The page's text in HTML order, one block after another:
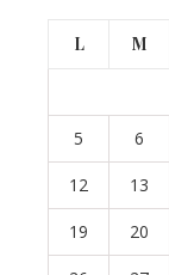
L M
5 6
12 13
19 20